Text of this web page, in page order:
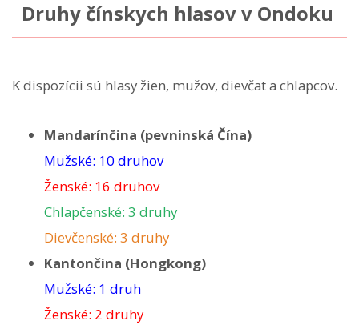
Druhy čínskych hlasov v Ondoku
K dispozícii sú hlasy žien, mužov, dievčat a chlapcov.
Mandarínčina (pevninská Čína)
Mužské: 10 druhov
Ženské: 16 druhov
Chlapčenské: 3 druhy
Dievčenské: 3 druhy
Kantončina (Hongkong)
Mužské: 1 druh
Ženské: 2 druhy